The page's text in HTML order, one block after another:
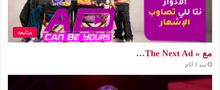
متابعة
مع « The Next Ad…
منذ 3 أيام